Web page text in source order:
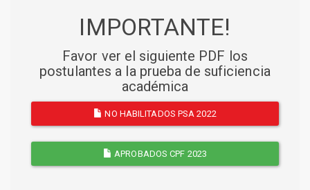
IMPORTANTE!
Favor ver el siguiente PDF los
postulantes a la prueba de suficiencia
académica
NO HABILITADOS PSA 2022
APROBADOS CPF 2023